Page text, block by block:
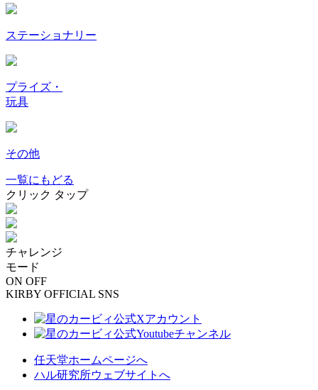
ステーショナリー
プライズ・
玩具
その他
一覧にもどる
クリック タップ
チャレンジ
モード
ON OFF
KIRBY OFFICIAL SNS
任天堂ホームページへ
ハル研究所ウェブサイトへ